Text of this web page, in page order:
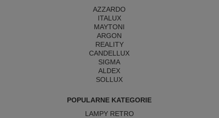
AZZARDO
ITALUX
MAYTONI
ARGON
REALITY
CANDELLUX
SIGMA
ALDEX
SOLLUX
POPULARNE KATEGORIE
LAMPY RETRO